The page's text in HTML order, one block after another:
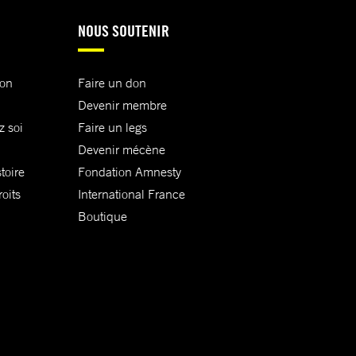
soi
NOUS SOUTENIR
Faire un don
Devenir membre
Faire un legs
Devenir mécène
Fondation Amnesty
International France
Boutique